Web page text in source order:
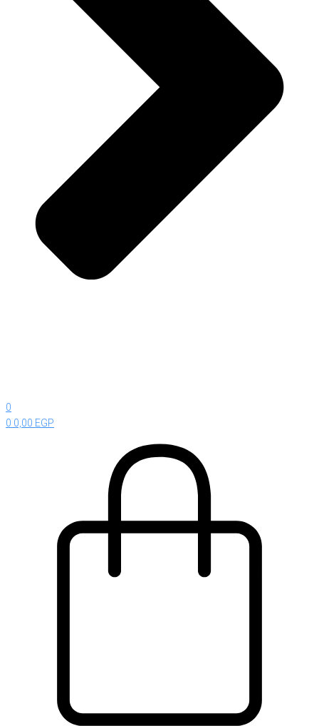
0
0,00 EGP
0